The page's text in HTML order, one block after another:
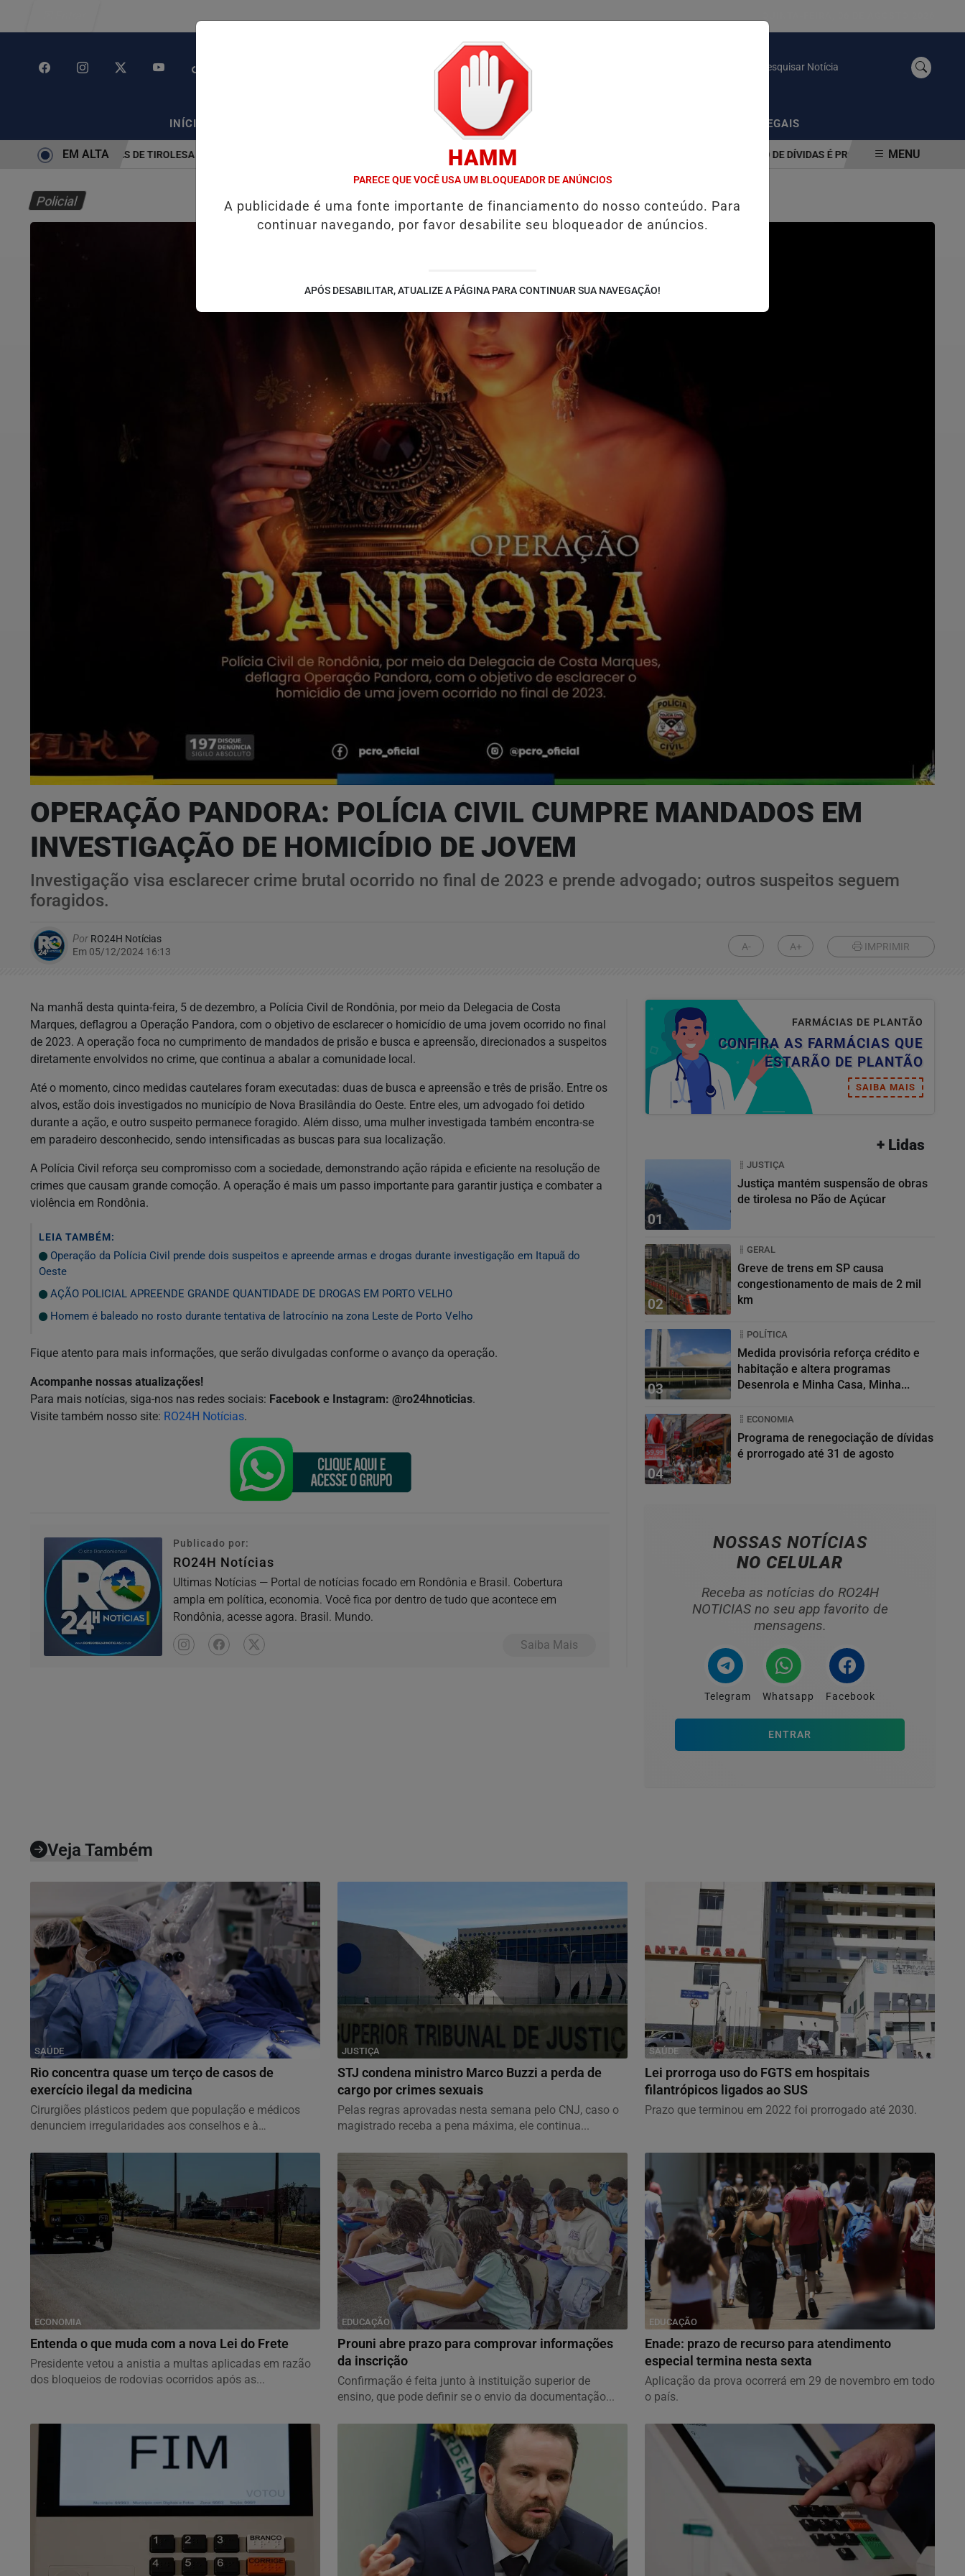
Pesquisar Notícia
INÍCIO / INTERIOR / PUBLICAÇÕES LEGAIS
DE OBRAS DE TIROLESA NO PÃO DE AÇÚCAR PIX PENSÃO ALIMENTÍCIA: ENTENDA O QUE É E COMO SOLICITAR PROGRAMA DE RENEGOCIAÇÃO DE DÍVIDAS É PRORROGADO ATÉ 31 DE
EM ALTA MENU
Policial
OPERAÇÃO PANDORA: POLÍCIA CIVIL CUMPRE MANDADOS EM
INVESTIGAÇÃO DE HOMICÍDIO DE JOVEM
Investigação visa esclarecer crime brutal ocorrido no final de 2023 e prende advogado; outros suspeitos seguem
foragidos.
Por RO24H Notícias
Em 05/12/2024 16:13
A- A+ IMPRIMIR
Na manhã desta quinta-feira, 5 de dezembro, a Polícia Civil de Rondônia, por meio da Delegacia de Costa
Marques, deflagrou a Operação Pandora, com o objetivo de esclarecer o homicídio de uma jovem ocorrido no final
de 2023. A operação foca no cumprimento de mandados de prisão e busca e apreensão, direcionados a suspeitos
diretamente envolvidos no crime, que continua a abalar a comunidade local.
Até o momento, cinco medidas cautelares foram executadas: duas de busca e apreensão e três de prisão. Entre os
alvos, estão dois investigados no município de Nova Brasilândia do Oeste. Entre eles, um advogado foi detido
durante a ação, e outro suspeito permanece foragido. Além disso, uma mulher investigada também encontra-se
em paradeiro desconhecido, sendo intensificadas as buscas para sua localização.
A Polícia Civil reforça seu compromisso com a sociedade, demonstrando ação rápida e eficiente na resolução de
crimes que causam grande comoção. A operação é mais um passo importante para garantir justiça e combater a
violência em Rondônia.
LEIA TAMBÉM:
Operação da Polícia Civil prende dois suspeitos e apreende armas e drogas durante investigação em Itapuã do
Oeste
AÇÃO POLICIAL APREENDE GRANDE QUANTIDADE DE DROGAS EM PORTO VELHO
Homem é baleado no rosto durante tentativa de latrocínio na zona Leste de Porto Velho
Fique atento para mais informações, que serão divulgadas conforme o avanço da operação.
Acompanhe nossas atualizações!
Para mais notícias, siga-nos nas redes sociais: Facebook e Instagram: @ro24hnoticias.
Visite também nosso site: RO24H Notícias.
Publicado por:
RO24H Notícias
Ultimas Notícias — Portal de notícias focado em Rondônia e Brasil. Cobertura
ampla em política, economia. Você fica por dentro de tudo que acontece em
Rondônia, acesse agora. Brasil. Mundo.
Saiba Mais
FARMÁCIAS DE PLANTÃO
CONFIRA AS FARMÁCIAS QUE
ESTARÃO DE PLANTÃO
SAIBA MAIS
+ Lidas
01
JUSTIÇA
Justiça mantém suspensão de obras
de tirolesa no Pão de Açúcar
02
GERAL
Greve de trens em SP causa
congestionamento de mais de 2 mil
km
03
POLÍTICA
Medida provisória reforça crédito e
habitação e altera programas
Desenrola e Minha Casa, Minha...
04
ECONOMIA
Programa de renegociação de dívidas
é prorrogado até 31 de agosto
NOSSAS NOTÍCIAS
NO CELULAR
Receba as notícias do RO24H
NOTICIAS no seu app favorito de
mensagens.
Telegram Whatsapp Facebook
ENTRAR
Veja Também
SAÚDE
Rio concentra quase um terço de casos de
exercício ilegal da medicina
Cirurgiões plásticos pedem que população e médicos
denunciem irregularidades aos conselhos e à
JUSTIÇA
STJ condena ministro Marco Buzzi a perda de
cargo por crimes sexuais
Pelas regras aprovadas nesta semana pelo CNJ, caso o
magistrado receba a pena máxima, ele continua...
SAÚDE
Lei prorroga uso do FGTS em hospitais
filantrópicos ligados ao SUS
Prazo que terminou em 2022 foi prorrogado até 2030.
ECONOMIA
Entenda o que muda com a nova Lei do Frete
Presidente vetou a anistia a multas aplicadas em razão
dos bloqueios de rodovias ocorridos após as...
EDUCAÇÃO
Prouni abre prazo para comprovar informações
da inscrição
Confirmação é feita junto à instituição superior de
ensino, que pode definir se o envio da documentação...
EDUCAÇÃO
Enade: prazo de recurso para atendimento
especial termina nesta sexta
Aplicação da prova ocorrerá em 29 de novembro em todo
o país.
HAMM
PARECE QUE VOCÊ USA UM BLOQUEADOR DE ANÚNCIOS
A publicidade é uma fonte importante de financiamento do nosso conteúdo. Para
continuar navegando, por favor desabilite seu bloqueador de anúncios.
APÓS DESABILITAR, ATUALIZE A PÁGINA PARA CONTINUAR SUA NAVEGAÇÃO!